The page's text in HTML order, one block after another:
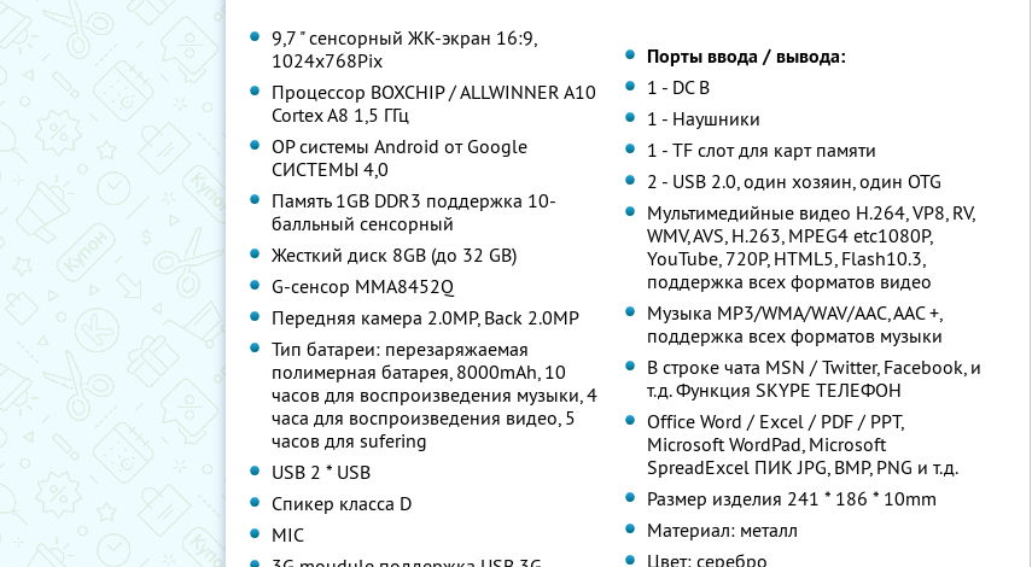
9,7 " сенсорный ЖК-экран 16:9,
1024x768Pix
Процессор BOXCHIP / ALLWINNER A10
Cortex A8 1,5 ГГц
OP системы Android от Google
СИСТЕМЫ 4,0
Память 1GB DDR3 поддержка 10-
балльный сенсорный
Жесткий диск 8GB (до 32 GB)
G-сенсор MMA8452Q
Передняя камера 2.0MP, Back 2.0MP
Тип батареи: перезаряжаемая
полимерная батарея, 8000mAh, 10
часов для воспроизведения музыки, 4
часа для воспроизведения видео, 5
часов для sufering
USB 2 * USB
Спикер класса D
MIC
Порты ввода / вывода:
1 - DC В
1 - Наушники
1 - TF слот для карт памяти
2 - USB 2.0, один хозяин, один OTG
Мультимедийные видео H.264, VP8, RV,
WMV, AVS, H.263, MPEG4 etc1080P,
YouTube, 720P, HTML5, Flash10.3,
поддержка всех форматов видео
Музыка MP3/WMA/WAV/AAC, AAC +,
поддержка всех форматов музыки
В строке чата MSN / Twitter, Facebook, и
т.д. Функция SKYPE ТЕЛЕФОН
Office Word / Excel / PDF / PPT,
Microsoft WordPad, Microsoft
SpreadExcel ПИК JPG, BMP, PNG и т.д.
Размер изделия 241 * 186 * 10mm
Материал: металл
Цвет: серебро